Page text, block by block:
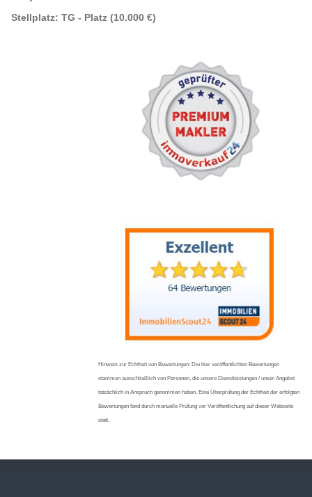
Stellplatz: TG - Platz (10.000 €)
Hinweis zur Echtheit von Bewertungen: Die hier veröffentlichten Bewertungen
stammen ausschließlich von Personen, die unsere Dienstleistungen / unser Angebot
tatsächlich in Anspruch genommen haben. Eine Überprüfung der Echtheit der erfolgten
Bewertungen fand durch manuelle Prüfung vor Veröffentlichung auf dieser Webseite
statt.